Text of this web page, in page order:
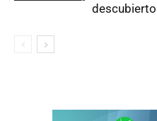
descubierto